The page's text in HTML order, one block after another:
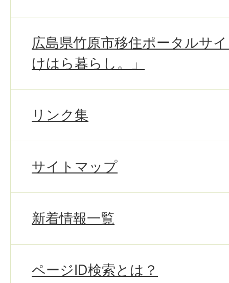
広島県竹原市移住ポータルサ
けはら暮らし。」
リンク集
サイトマップ
新着情報一覧
ページID検索とは？